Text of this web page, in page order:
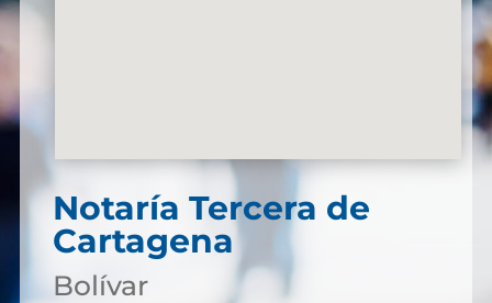
Notaría Tercera de
Cartagena
Bolívar